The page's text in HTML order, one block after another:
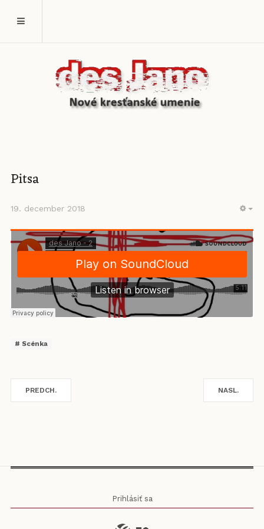
Pitsa
19. december 2018
Scénka
PREDCH. NASL.
Prihlásiť sa